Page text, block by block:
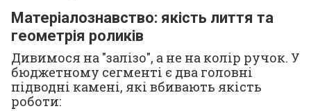
Матеріалознавство: якість лиття та
геометрія роликів
Дивимося на "залізо", а не на колір ручок. У
бюджетному сегменті є два головні
підводні камені, які вбивають якість
роботи: